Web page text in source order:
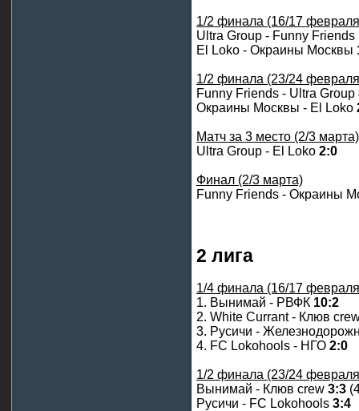
1/2 финала (16/17
Ultra Group - Funny Friends
El Loko - Окраины Москвы
1/2 финала (23/24
Funny Friends - Ultra Group
Окраины Москвы - El Loko
Матч за 3 место (2/3 марта)
Ultra Group - El Loko 2:0
Финал (2/3 марта)
Funny Friends - Окраины
2 лига
1/4 финала (16/17
1. Вынимай - РВФК 10:2
2. White Currant - Клюв
3. Русичи -
4. FC Lokohools - НГО 2:0
1/2 финала (23/24
Вынимай - Клюв crew 3:3
Русичи - FC Lokohools 3:4